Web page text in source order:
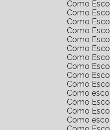
Como
Como
Como
Como
Como
Como
Como
Como
Como
Como
Como
Como
Como
Como